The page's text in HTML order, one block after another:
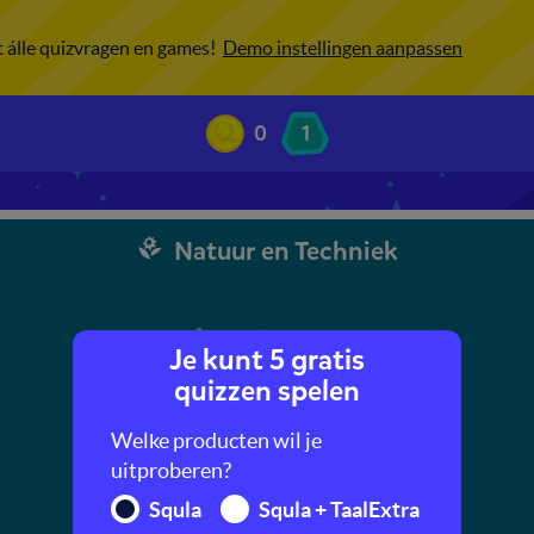
quizvragen en games! Demo instellingen aanpassen
0 1
Natuur en Techniek
Je kunt 5 gratis
quizzen spelen
Welke producten wil je
uitproberen?
Squla
Squla + TaalExtra